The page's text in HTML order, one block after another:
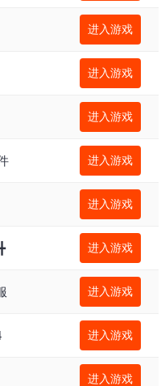
进入游戏
进入游戏
进入游戏
进入游戏
进入游戏
进入游戏
进入游戏
进入游戏
进入游戏